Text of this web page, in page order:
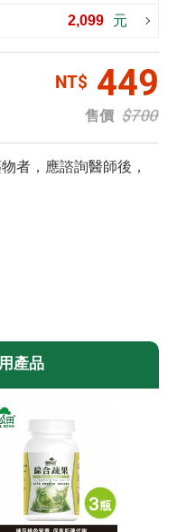
2,099 元
449
售價 $700
者，應諮詢醫師後，
產品